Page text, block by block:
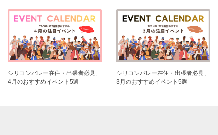
シリコンバレー在住・出張者必見、
4月のおすすめイベント5選
シリコンバレー在住・出張者必見、
3月のおすすめイベント5選